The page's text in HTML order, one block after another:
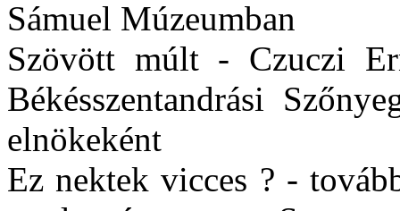
Sámuel Múzeumban
Szövött múlt - Czuczi
Békésszentandrási
elnökeként
Ez nektek vicces ? -